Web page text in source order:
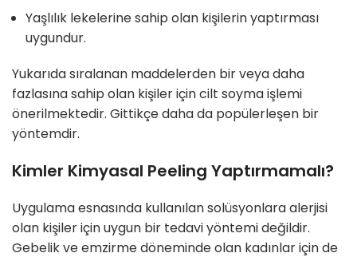
Yaşlılık lekelerine sahip olan kişilerin yaptırması
uygundur.
Yukarıda sıralanan maddelerden bir veya daha
fazlasına sahip olan kişiler için cilt soyma işlemi
önerilmektedir. Gittikçe daha da popülerleşen bir
yöntemdir.
Kimler Kimyasal Peeling Yaptırmamalı?
Uygulama esnasında kullanılan solüsyonlara alerjisi
olan kişiler için uygun bir tedavi yöntemi değildir.
Gebelik ve emzirme döneminde olan kadınlar için de